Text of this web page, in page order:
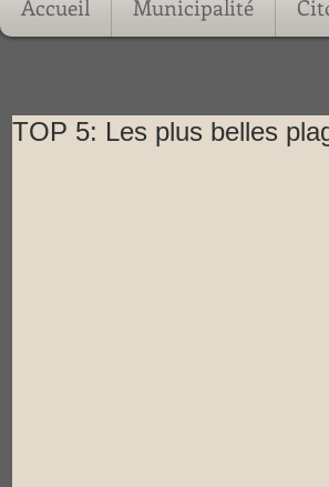
Accueil Municipalité
TOP 5: Les plus belles